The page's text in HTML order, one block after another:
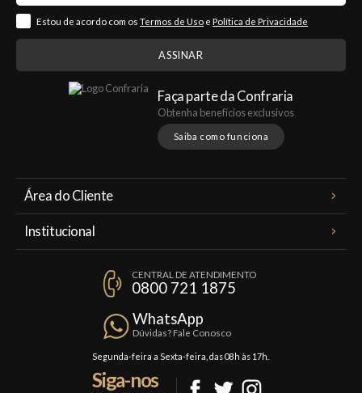
Estou de acordo com os Termos de Uso e Política de Privacidade
Faça parte da Confraria
Obtenha benefícios exclusivos
Saiba como funciona
Área do Cliente
Institucional
Política de Privacidade
Trocas e Devoluções
Formas de Pagamento
CENTRAL DE ATENDIMENTO
0800 721 1875
WhatsApp
Dúvidas? Fale Conosco
Segunda-feira a Sexta-feira, das 08h às 17h.
Siga-nos